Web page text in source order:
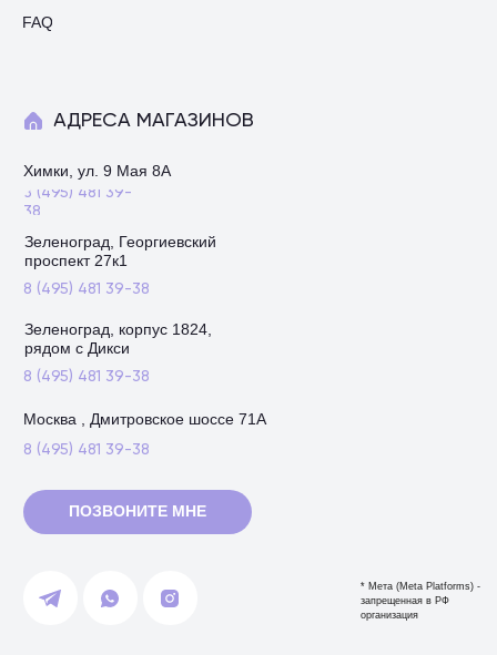
FAQ
Москва , Дмитровское шоссе 71А
8 (495) 481 39-38
АДРЕСА МАГАЗИНОВ
ПОЗВОНИТЕ МНЕ
* Мета (Meta Platforms) -
запрещенная в РФ
организация
8 (495) 481 39-38
Зеленоград, Георгиевский
проспект 27к1
8 (495) 481 39-38
Зеленоград, корпус 1824,
рядом с Дикси
8 (495) 481 39-
38
Химки, ул. 9 Мая 8А